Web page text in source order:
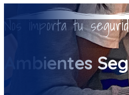
Nos importa tu
Ambientes